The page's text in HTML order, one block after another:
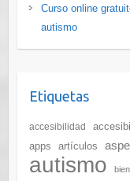
Curso online
autismo
Etiquetas
accesibilidad
apps artículos
autismo